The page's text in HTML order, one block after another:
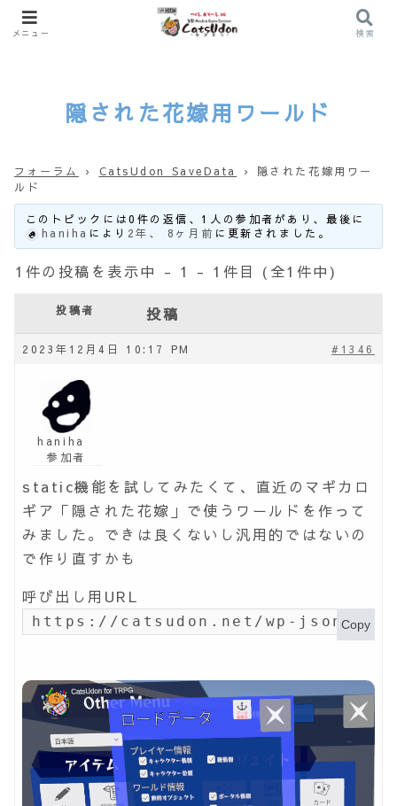
隠された花嫁用ワールド
フォーラム › CatsUdon SaveData ›
隠された花嫁用ワー
ルド
このトピックには0件の返信、1人の参加者があり、最後に
haniha により 2年、 8ヶ月前 に更新されました。
1件の投稿を表示中 - 1 - 1件目 (全1件中)
投稿者 投稿
2023年12月4日 10:17 PM #1346
haniha
参加者
static機能を試してみたくて、直近のマギカロ
ギア「隠された花嫁」で使うワールドを作って
みました。できは良くないし汎用的ではないの
で作り直すかも
呼び出し用URL
https://catsudon.net/wp-json/my-
Copy
メニュー 検索